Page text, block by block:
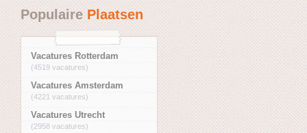
PopulairePlaatsen
Vacatures Rotterdam
(4519 vacatures)
Vacatures Amsterdam
(4221 vacatures)
Vacatures Utrecht
(2958 vacatures)